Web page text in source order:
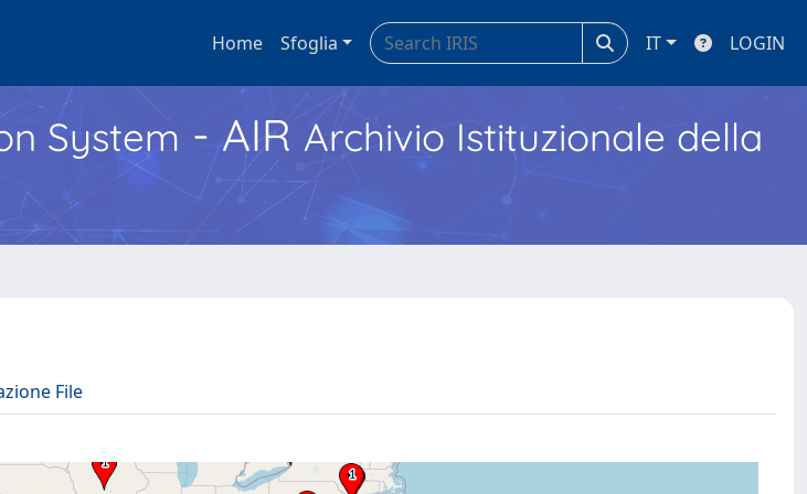
Home Sfoglia IT LOGIN
System - AIR Archivio Istituzionale della
File